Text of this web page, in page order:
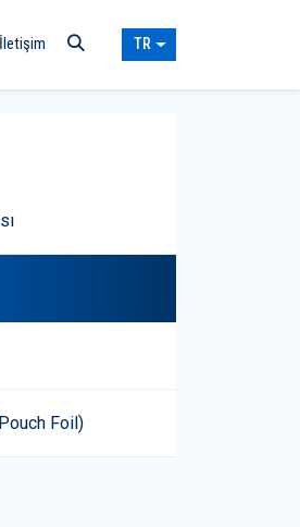
İletişim TR
Foil)